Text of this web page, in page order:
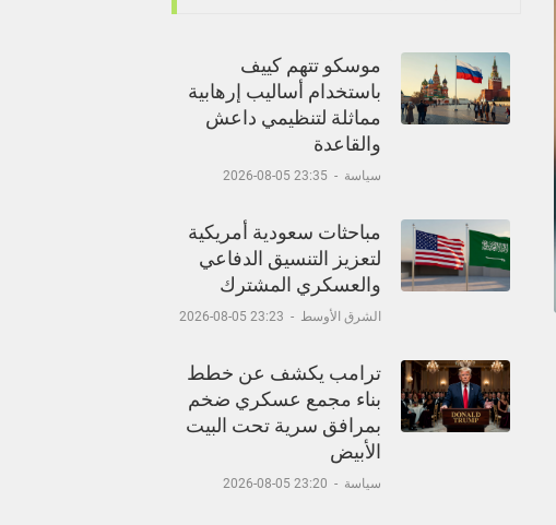
موسكو تتهم كييف
باستخدام أساليب إرهابية
مماثلة لتنظيمي داعش
والقاعدة
سياسة -
23:35 05-08-2026
مباحثات سعودية أمريكية
لتعزيز التنسيق الدفاعي
والعسكري المشترك
الشرق الأوسط -
23:23 05-08-2026
ترامب يكشف عن خطط
بناء مجمع عسكري ضخم
بمرافق سرية تحت البيت
الأبيض
سياسة -
23:20 05-08-2026